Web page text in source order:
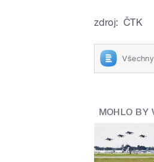
zdroj: ČTK
MOHLO BY